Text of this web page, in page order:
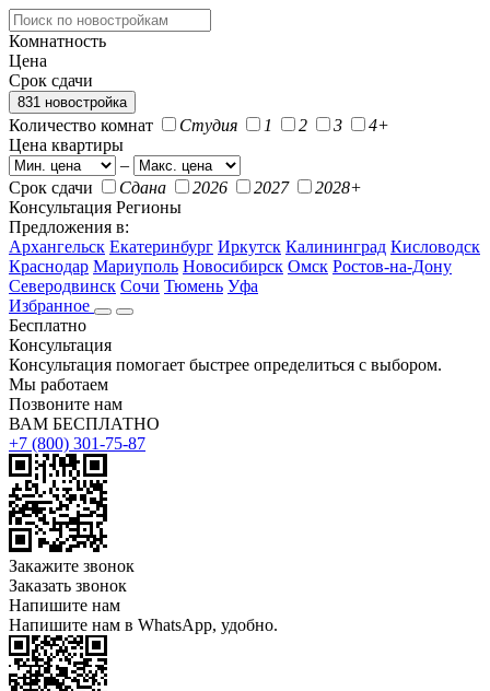
Комнатность
Цена
Срок сдачи
831 новостройка
Количество комнат Студия 1 2 3
4+
Цена квартиры
–
Срок сдачи
Сдана 2026 2027
2028+
Консультация Регионы
Предложения в:
Архангельск Екатеринбург Иркутск Калининград Кисловодск
Краснодар Мариуполь Новосибирск Омск Ростов-на-Дону
Северодвинск Сочи Тюмень Уфа
Избранное
Бесплатно
Консультация
Консультация помогает быстрее определиться с выбором.
Мы работаем
Позвоните нам
ВАМ БЕСПЛАТНО
+7 (800) 301-75-87
Закажите звонок
Заказать звонок
Напишите нам
Напишите нам в WhatsApp, удобно.